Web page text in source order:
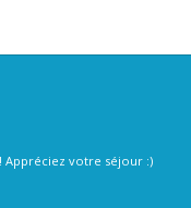
Appréciez votre séjour :)